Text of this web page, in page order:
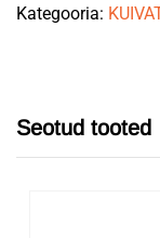
Kategooria:
Seotud tooted